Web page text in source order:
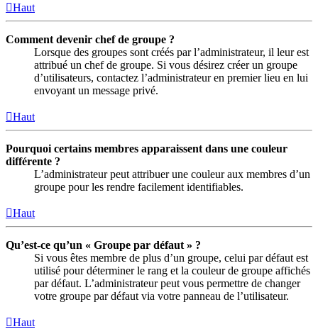
Haut
Comment devenir chef de groupe ?
Lorsque des groupes sont créés par l’administrateur, il leur est
attribué un chef de groupe. Si vous désirez créer un groupe
d’utilisateurs, contactez l’administrateur en premier lieu en lui
envoyant un message privé.
Haut
Pourquoi certains membres apparaissent dans une couleur
différente ?
L’administrateur peut attribuer une couleur aux membres d’un
groupe pour les rendre facilement identifiables.
Haut
Qu’est-ce qu’un « Groupe par défaut » ?
Si vous êtes membre de plus d’un groupe, celui par défaut est
utilisé pour déterminer le rang et la couleur de groupe affichés
par défaut. L’administrateur peut vous permettre de changer
votre groupe par défaut via votre panneau de l’utilisateur.
Haut